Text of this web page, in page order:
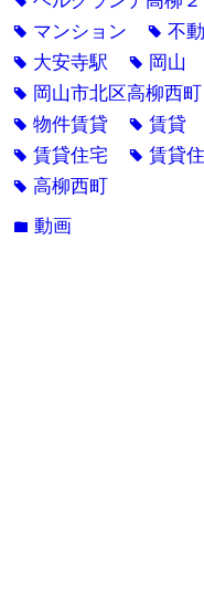
tag マンション tag不
tag 大安寺駅 tag 岡山
tag 岡山市北区高柳西町
tag物件賃貸 tag賃貸
tag賃貸住宅 tag賃貸
tag 高柳西町
folder動画